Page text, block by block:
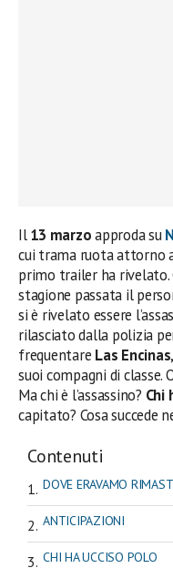
Il13 marzoapproda su
cui trama ruota attorno
primo trailer ha rivelato.
stagione passata il
si è rivelato essere
rilasciato dalla polizia
frequentare Las Encinas
suoi compagni di
Ma chi è l’assassino? Chi
capitato? Cosa succede
Contenuti
DOVE ERAVAMO
ANTICIPAZIONI
CHI HA UCCISO POLO